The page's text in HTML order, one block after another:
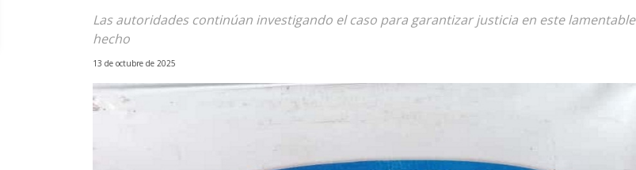
Las autoridades continúan investigando el caso para garantizar justicia en este lamentable
hecho
13 de octubre de 2025